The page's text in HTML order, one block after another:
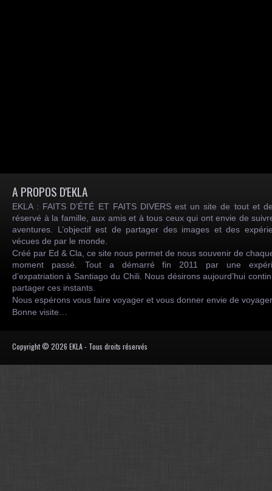
A PROPOS D'EKLA
EKLA : FAITS D’ÉTÉ ET FAITS DIVERS est un site de tout et
réservé à la famille, aux amis et à tous ceux qui ont envie de
aventures. L’objectif est de partager des images et des
vécues de par le monde.
Créé par Ed & Cla, ce site nous permet de nous souvenir de
moment passé. Tout a démarré fin 2011 par une
d’expatriation à Santiago du Chili. Nous désirons aujourd’hui
partager ces instants.
Nous espérons vous faire voyager et vous donner envie de
Bonne visite…
Copyright © 2026 EKLA - Tous droits réservés